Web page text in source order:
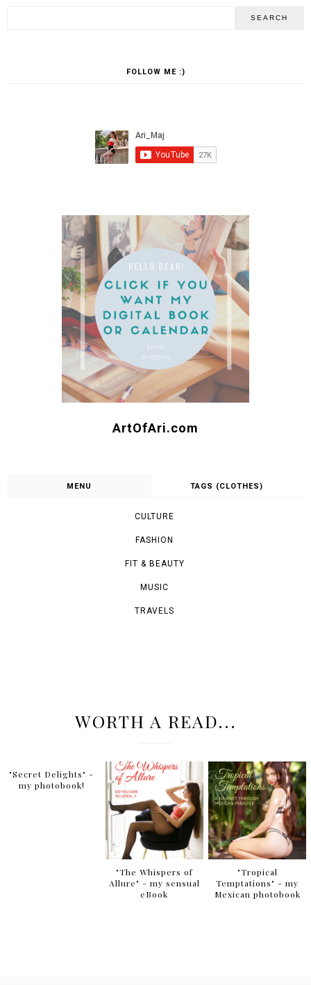
FOLLOW ME :)
ArtOfAri.com
MENU TAGS (CLOTHES)
CULTURE
FASHION
FIT & BEAUTY
MUSIC
TRAVELS
WORTH A READ...
"Secret Delights" -
my photobook!
"The Whispers of
Allure" - my sensual
eBook
"Tropical
Temptations" - my
Mexican photobook